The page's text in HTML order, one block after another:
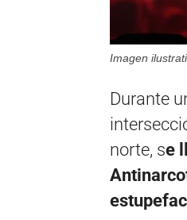
Imagen
Durante
norte, se